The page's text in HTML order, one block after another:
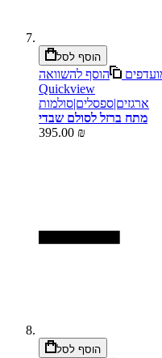
הוסף לסל
הוסף להשוואה
Quickview
ארגזים|ספסלים|סולמות
מתח ברזל לסולם שבדי
395.00 ₪
הוסף לסל